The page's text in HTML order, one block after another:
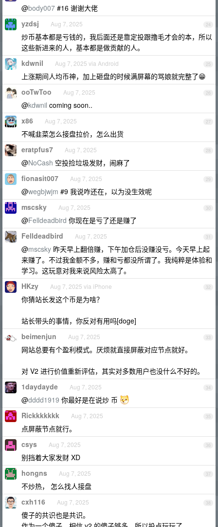
@body007 #16 谢谢大佬
24
yzdsj Aug 7, 2025
炒币基本都是亏钱的，我后面还是靠定投跟撸毛才会的本，所以
这些新进来的人，基本都是做贡献的人。
25
kdwnil Aug 7, 2025 via Android
上涨期间人均币神，加上砸盘的时候满屏幕的骂娘就完整了😁
26
ooTwToo Aug 7, 2025
@kdwnil coming soon..
27
x86 Aug 7, 2025
不喊韭菜怎么接盘拉价，怎么出货
28
eratpfus7 Aug 7, 2025
@NoCash 空投捡垃圾发财，闹麻了
29
fionasit007 Aug 7, 2025
@wegbjwjm #9 我说咋还在，以为没生效呢
30
mscsky Aug 7, 2025
@Felldeadbird 你现在是亏了还是赚了
31
Felldeadbird Aug 7, 2025
@mscsky 昨天早上翻倍赚，下午加仓后没赚没亏。今天早上起
来赚了。不过我金额不多，赚和亏都没所谓了。我纯粹是体验和
学习。这玩意对我来说风险太高了。
32
HKzy Aug 7, 2025 via iPhone
你猜站长发这个币是为啥？
站长带头的事情，你反对有用吗[doge]
33
beimenjun Aug 7, 2025
网站总要有个盈利模式。厌烦就直接屏蔽对应节点就好。
对 V2 进行价值重新评估，其实对多数用户也没什么不好的。
34
1daydayde Aug 7, 2025
@dddd1919 你最好是在说炒 币
35
Rickkkkkkk Aug 7, 2025
点屏蔽节点就行。
36
csys Aug 7, 2025
别挡着大家发财 XD
37
hongns Aug 7, 2025
不炒热， 怎么找人接盘
38
cxh116 Aug 7, 2025
傻子的共识也是共识。